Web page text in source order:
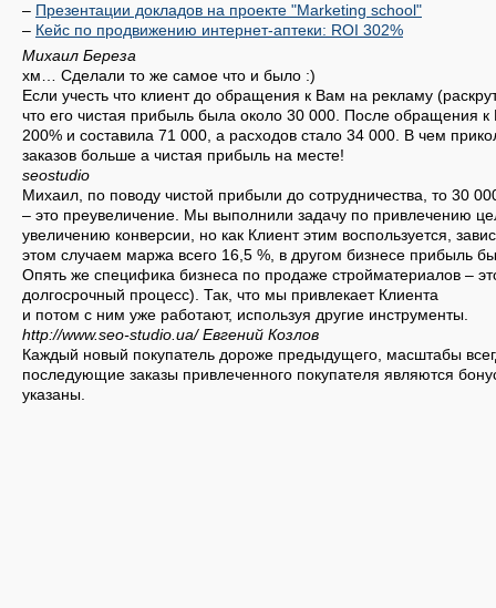
– Презентации докладов на проекте "Marketing school"
– Кейс по продвижению интернет-аптеки: ROI 302%
Михаил Береза
хм… Сделали то же самое что и было :)
Если учесть что клиент до обращения к Вам на рекламу
что его чистая прибыль была около 30 000. После обращения
200% и составила 71 000, а расходов стало 34 000. В чем
заказов больше а чистая прибыль на месте!
seostudio
Михаил, по поводу чистой прибыли до сотрудничества, то 30
– это преувеличение. Мы выполнили задачу по привлечению
увеличению конверсии, но как Клиент этим воспользуется,
этом случаем маржа всего 16,5 %, в другом бизнесе прибыль
Опять же специфика бизнеса по продаже стройматериалов –
долгосрочный процесс). Так, что мы привлекает Клиента
и потом с ним уже работают, используя другие инструменты.
http://www.seo-studio.ua/Евгений Козлов
Каждый новый покупатель дороже предыдущего, масштабы
последующие заказы привлеченного покупателя являются
указаны.